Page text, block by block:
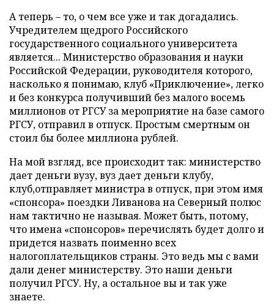
А теперь – то, о чем все уже и так догадались.
Учредителем щедрого Российского
государственного социального университета
является... Министерство образования и науки
Российской Федерации, руководителя которого,
насколько я понимаю, клуб «Приключение», легко
и без конкурса получивший без малого восемь
миллионов от РГСУ за мероприятие на базе самого
РГСУ, отправил в отпуск. Простым смертным он
стоил бы более миллиона рублей.
На мой взгляд, все происходит так: министерство
дает деньги вузу, вуз дает деньги клубу,
клуб,отправляет министра в отпуск, при этом имя
«спонсора» поездки Ливанова на Северный полюс
нам тактично не называя. Может быть, потому,
что имена «спонсоров» перечислять будет долго и
придется назвать поименно всех
налогоплательщиков страны. Это ведь мы с вами
дали денег министерству. Это наши деньги
получил РГСУ. Ну, а остальное вы и так уже
знаете.